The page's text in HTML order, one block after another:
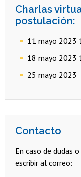
Charlas
postulación:
11 mayo 2023
18 mayo 2023
25 mayo 2023
Contacto
En caso de dudas
escribir al correo: